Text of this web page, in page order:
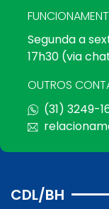
Segunda a
17h30 (via
OUTROS
(31) 3249-
CDL/BH